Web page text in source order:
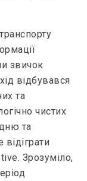
звичок
відбувався
та
чистих
та
Зрозуміло,